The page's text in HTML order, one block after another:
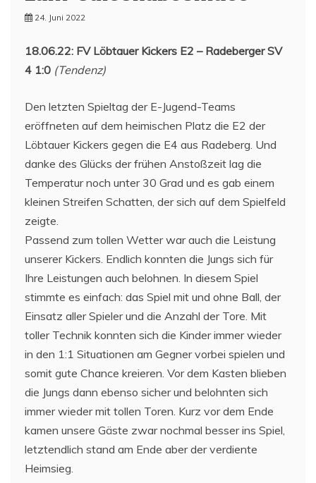
24. Juni 2022
18.06.22: FV Löbtauer Kickers E2 – Radeberger SV
4 1:0 (Tendenz)
Den letzten Spieltag der E-Jugend-Teams
eröffneten auf dem heimischen Platz die E2 der
Löbtauer Kickers gegen die E4 aus Radeberg. Und
danke des Glücks der frühen Anstoßzeit lag die
Temperatur noch unter 30 Grad und es gab einem
kleinen Streifen Schatten, der sich auf dem Spielfeld
zeigte.
Passend zum tollen Wetter war auch die Leistung
unserer Kickers. Endlich konnten die Jungs sich für
Ihre Leistungen auch belohnen. In diesem Spiel
stimmte es einfach: das Spiel mit und ohne Ball, der
Einsatz aller Spieler und die Anzahl der Tore. Mit
toller Technik konnten sich die Kinder immer wieder
in den 1:1 Situationen am Gegner vorbei spielen und
somit gute Chance kreieren. Vor dem Kasten blieben
die Jungs dann ebenso sicher und belohnten sich
immer wieder mit tollen Toren. Kurz vor dem Ende
kamen unsere Gäste zwar nochmal besser ins Spiel,
letztendlich stand am Ende aber der verdiente
Heimsieg.